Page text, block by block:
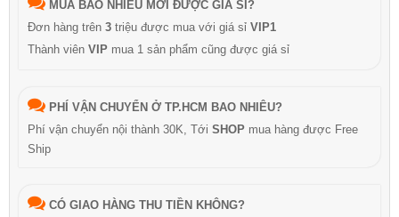
MUA BAO NHIÊU MỚI ĐƯỢC GIÁ SỈ?
Đơn hàng trên 3 triệu được mua với giá sỉ VIP1
Thành viên VIP mua 1 sản phẩm cũng được giá sỉ
PHÍ VẬN CHUYỂN Ở TP.HCM BAO NHIÊU?
Phí vận chuyển nội thành 30K, Tới SHOP mua hàng được Free
Ship
CÓ GIAO HÀNG THU TIỀN KHÔNG?